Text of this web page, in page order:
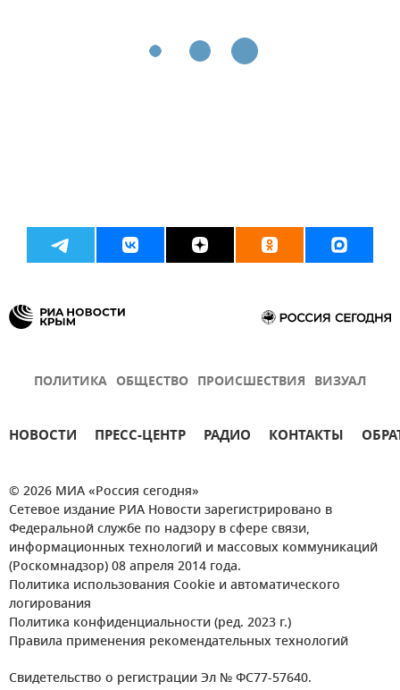
ПОЛИТИКА ОБЩЕСТВО ПРОИСШЕСТВИЯ ВИЗУАЛ
НОВОСТИ ПРЕСС-ЦЕНТР РАДИО КОНТАКТЫ
© 2026 МИА «Россия сегодня»
Сетевое издание РИА Новости зарегистрировано в
Федеральной службе по надзору в сфере связи,
информационных технологий и массовых коммуникаций
(Роскомнадзор) 08 апреля 2014 года.
Политика использования Cookie и автоматического
логирования
Политика конфиденциальности (ред. 2023 г.)
Правила применения рекомендательных технологий
Свидетельство о регистрации Эл № ФС77-57640.